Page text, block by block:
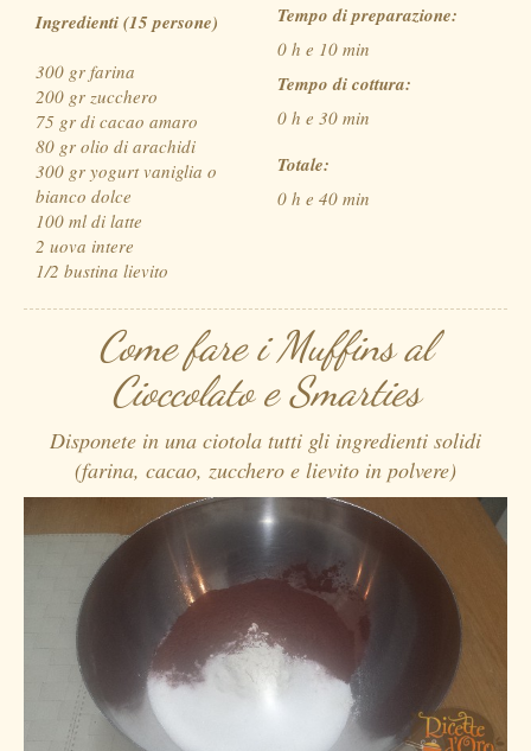
Tempo di preparazione:
0 h e 10 min
Tempo di cottura:
0 h e 30 min
Totale:
0 h e 40 min
Ingredienti (15 persone)
300 gr farina
200 gr zucchero
75 gr di cacao amaro
80 gr olio di arachidi
300 gr yogurt vaniglia o
bianco dolce
100 ml di latte
2 uova intere
1/2 bustina lievito
Come fare i Muffins al
Cioccolato e Smarties
Disponete in una ciotola tutti gli ingredienti solidi
(farina, cacao, zucchero e lievito in polvere)